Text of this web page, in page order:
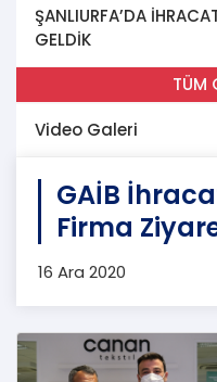
ŞANLIURFA’DA
GELDİK
TÜM
Video Galeri
GAİB
Firma
16 Ara 2020